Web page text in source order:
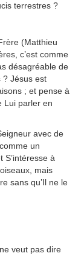
terrestres ?
(Matthieu
c’est comme
désagréable de
? Jésus est
; et pense à
Lui parler en
avec de
un
à
mais
sans qu’Il ne le
veut pas dire